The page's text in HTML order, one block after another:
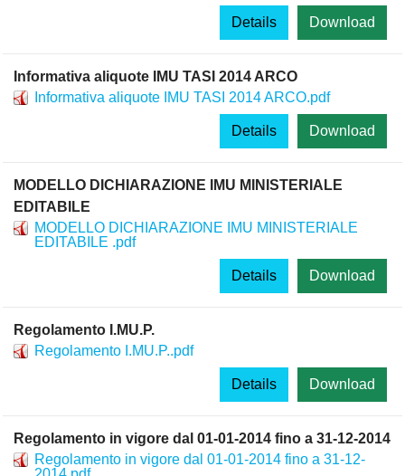
Download
Details
Informativa aliquote IMU TASI 2014 ARCO
Informativa aliquote IMU TASI 2014 ARCO.pdf
Download
Details
MODELLO DICHIARAZIONE IMU MINISTERIALE
EDITABILE
MODELLO DICHIARAZIONE IMU MINISTERIALE
EDITABILE .pdf
Download
Details
Regolamento I.MU.P.
Regolamento I.MU.P..pdf
Download
Details
Regolamento in vigore dal 01-01-2014 fino a 31-12-2014
Regolamento in vigore dal 01-01-2014 fino a 31-12-